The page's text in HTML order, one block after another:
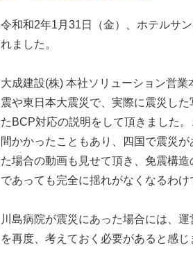
令和和2年1月31日（金）、ホテルサ
れました。
大成建設(株) 本社ソリューション営
震や東日本大震災で、実際に震災し
たBCP対応の説明をして頂きました
間かかったこともあり、四国で震災
た場合の動画も見せて頂き、免震構
であっても完全に揺れがなくなるわけ
川島病院が震災にあった場合には、
を再度、考えておく必要があると感じ